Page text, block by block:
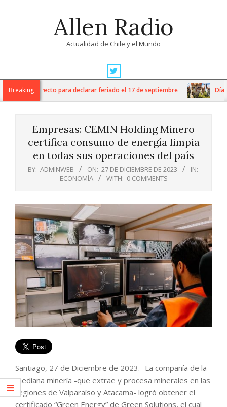
Allen Radio
Actualidad de Chile y el Mundo
Navigation
MenuBreakingproyecto para declarar feriado el 17 de septiembre Día
Empresas: CEMIN Holding Minero
certifica consumo de energía limpia
en todas sus operaciones del país
BY: ADMINWEB ON: 27 DE DICIEMBRE DE 2023
IN:
ECONOMÍA
WITH: 0 COMMENTS
Santiago, 27 de Diciembre de 2023.- La compañía de la
mediana minería -que extrae y procesa minerales en las
regiones de Valparaíso y Atacama- logró obtener el
certificado “Green Energy” de Green Solutions, el cual